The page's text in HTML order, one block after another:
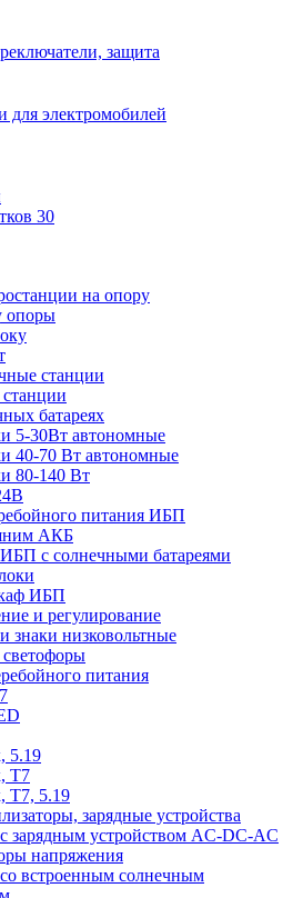
защита
для электромобилей
30
на опору
опоры
станции
батареях
5-30Вт автономные
40-70 Вт автономные
80-140 Вт
питания ИБП
АКБ
с солнечными батареями
ИБП
и регулирование
знаки низковольтные
питания
5.19
Т7
T7, 5.19
зарядные устройства
зарядным устройством AC-DC-AC
напряжения
встроенным солнечным